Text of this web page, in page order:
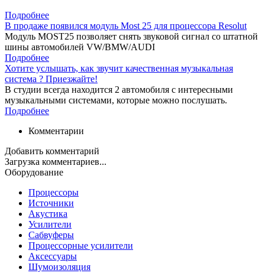
Подробнее
В продаже появился модуль Most 25 для процессора Resolut
Модуль MOST25 позволяет снять звуковой сигнал со штатной
шины автомобилей VW/BMW/AUDI
Подробнее
Хотите услышать, как звучит качественная музыкальная
система ? Приезжайте!
В студии всегда находится 2 автомобиля с интересными
музыкальными системами, которые можно послушать.
Подробнее
Комментарии
Добавить комментарий
Загрузка комментариев...
Оборудование
Процессоры
Источники
Акустика
Усилители
Сабвуферы
Процессорные усилители
Аксессуары
Шумоизоляция